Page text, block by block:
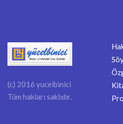
(c) 2016 yucelbinici
Tüm hakları saklıdır.